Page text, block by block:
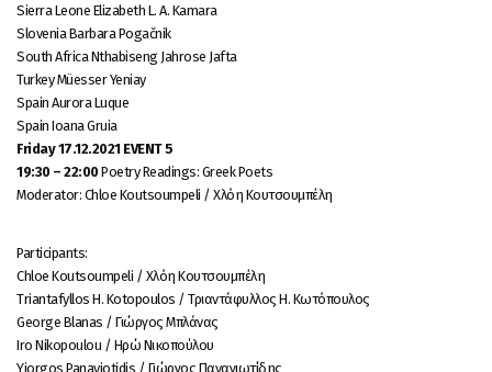
Sierra Leone Elizabeth L. A. Kamara
Slovenia Barbara Pogačnik
South Africa Nthabiseng Jahrose Jafta
Turkey Müesser Yeniay
Spain Aurora Luque
Spain Ioana Gruia
Friday 17.12.2021 EVENT 5
19:30 – 22:00 Poetry Readings: Greek Poets
Moderator: Chloe Koutsoumpeli / Χλόη Κουτσουμπέλη
Participants:
Chloe Koutsoumpeli / Χλόη Κουτσουμπέλη
Triantafyllos H. Kotopoulos / Τριαντάφυλλος Η. Κωτόπουλος
George Blanas / Γιώργος Μπλάνας
Iro Nikopoulou / Ηρώ Νικοπούλου
Yiorgos Panayiotidis / Γιώργος Παναγιωτίδης